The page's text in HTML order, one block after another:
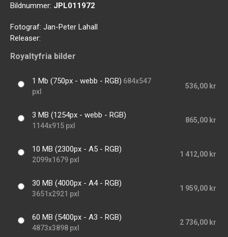
Bildnummer: JPL011972
Fotograf: Jan-Peter Lahall
Releaser:
Royaltyfria bilder
1 Mb (750px - webb - RGB) 684x547
pxl
536,00 kr
3 MB (1254px - webb - RGB)
1144x915 pxl
865,00 kr
10 MB (2300px - A5 - RGB)
2099x1679 pxl
1 412,00 kr
30 MB (4000px - A4 - RGB)
3651x2921 pxl
1 959,00 kr
60 MB (5400px - A3 - RGB)
4873x3898 pxl
2 736,00 kr